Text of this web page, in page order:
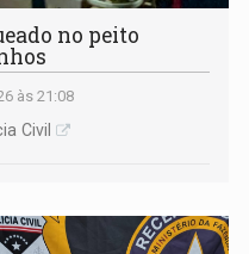
no peito
às 21:08
Civil